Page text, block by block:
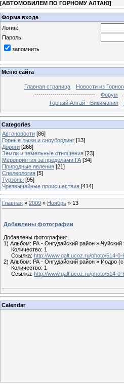
[АВТОМОБИЛЕМ ПО ГОРНОМУ АЛТАЮ]
Форма входа
Логин:
Пароль:
запомнить
Меню сайта
Главная страница Новости из
------------------------------
Форум
Горный Алтай - Викимапия
Categories
Автоновости [86]
Горные лыжи и сноубординг [13]
Дороги [268]
Земли и земельные отношения [23]
Мероприятия за пределами ГА [34]
Природные явления [21]
Спелеология [5]
Турзоны [95]
Чрезвычайные происшествия [414]
Главная » 2009 » Ноябрь » 13
Добавлены фотографии
Добавлены фотографии:
1) Альбом: РА - Онгудайский район » Чуйский
Количество: 1
Ссылка: http://www.galt.ucoz.ru/photo/514-0-
2) Альбом: РА - Онгудайский район » Иодро
Количество: 1
Ссылка: http://www.galt.ucoz.ru/photo/514-0-
Calendar